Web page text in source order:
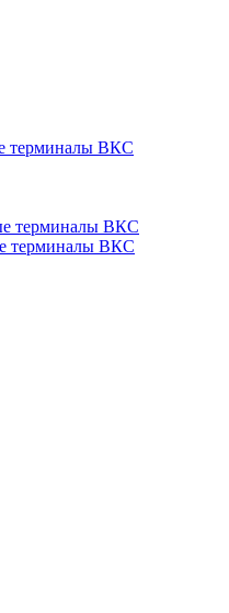
терминалы ВКС
терминалы ВКС
терминалы ВКС